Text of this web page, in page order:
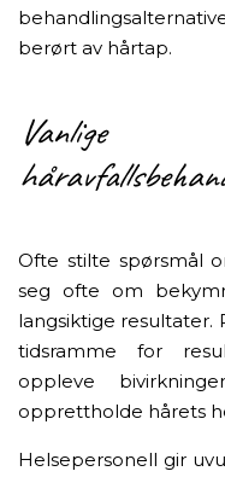
berørt av hårtap.
Vanlige
Ofte stilte spørsmål
seg ofte om
langsiktige
tidsramme for
oppleve
opprettholde hårets
Helsepersonell gir